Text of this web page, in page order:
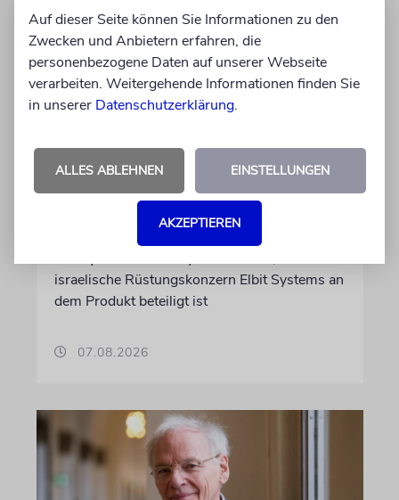
DUBLIN
Irisches Regierungsflugzeug
kann nicht mehr im Nebel
Beim Kauf der Maschine wurde bewusst auf
das System »FalconEye« verzichtet, weil der
israelische Rüstungskonzern Elbit Systems an
dem Produkt beteiligt ist
07.08.2026
Auf dieser Seite können Sie Informationen zu den
Zwecken und Anbietern erfahren, die
personenbezogene Daten auf unserer Webseite
verarbeiten. Weitergehende Informationen finden Sie
in unserer Datenschutzerklärung.
ALLES ABLEHNEN EINSTELLUNGEN
AKZEPTIEREN